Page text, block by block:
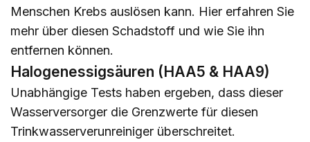
Menschen Krebs auslösen kann. Hier erfahren Sie
mehr über diesen Schadstoff und wie Sie ihn
entfernen können.
Halogenessigsäuren (HAA5 & HAA9)
Unabhängige Tests haben ergeben, dass dieser
Wasserversorger die Grenzwerte für diesen
Trinkwasserverunreiniger überschreitet.